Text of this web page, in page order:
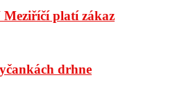
platí zákaz
drhne